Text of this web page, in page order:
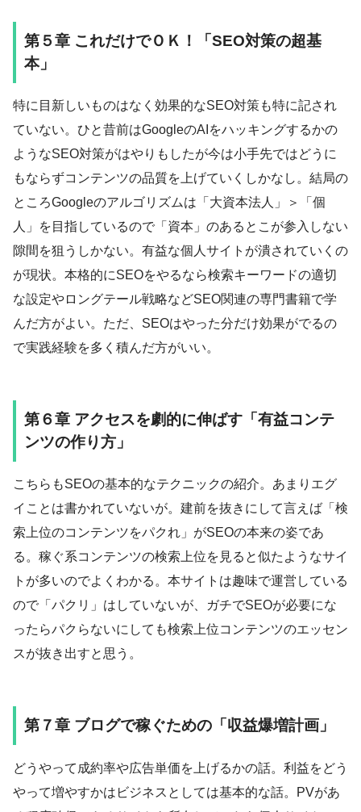
第５章 これだけでＯＫ！「SEO対策の超基
本」
特に目新しいものはなく効果的なSEO対策も特に記され
ていない。ひと昔前はGoogleのAIをハッキングするかの
ようなSEO対策がはやりもしたが今は小手先ではどうに
もならずコンテンツの品質を上げていくしかなし。結局の
ところGoogleのアルゴリズムは「大資本法人」＞「個
人」を目指しているので「資本」のあるとこが参入しない
隙間を狙うしかない。有益な個人サイトが潰されていくの
が現状。本格的にSEOをやるなら検索キーワードの適切
な設定やロングテール戦略などSEO関連の専門書籍で学
んだ方がよい。ただ、SEOはやった分だけ効果がでるの
で実践経験を多く積んだ方がいい。
第６章 アクセスを劇的に伸ばす「有益コンテ
ンツの作り方」
こちらもSEOの基本的なテクニックの紹介。あまりエグ
イことは書かれていないが。建前を抜きにして言えば「検
索上位のコンテンツをパクれ」がSEOの本来の姿であ
る。稼ぐ系コンテンツの検索上位を見ると似たようなサイ
トが多いのでよくわかる。本サイトは趣味で運営している
ので「パクリ」はしていないが、ガチでSEOが必要にな
ったらパクらないにしても検索上位コンテンツのエッセン
スが抜き出すと思う。
第７章 ブログで稼ぐための「収益爆増計画」
どうやって成約率や広告単価を上げるかの話。利益をどう
やって増やすかはビジネスとしては基本的な話。PVがあ